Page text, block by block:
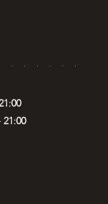
21:00